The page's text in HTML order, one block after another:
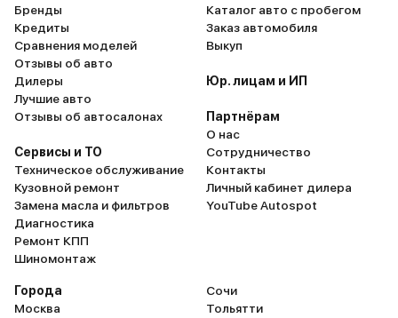
Бренды
Кредиты
Сравнения моделей
Отзывы об авто
Дилеры
Лучшие авто
Отзывы об автосалонах
Сервисы и ТО
Техническое обслуживание
Кузовной ремонт
Замена масла и фильтров
Диагностика
Ремонт КПП
Шиномонтаж
Каталог авто с пробегом
Заказ автомобиля
Выкуп
Юр. лицам и ИП
Партнёрам
О нас
Сотрудничество
Контакты
Личный кабинет дилера
YouTube Autospot
Города
Москва
Сочи
Тольятти